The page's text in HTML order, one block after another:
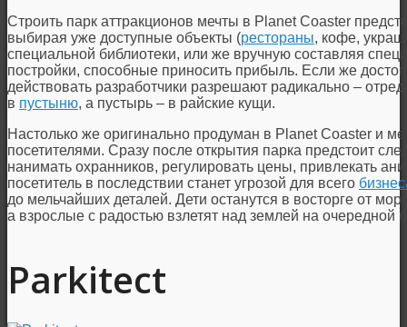
Строить парк аттракционов мечты в Planet Coaster
выбирая уже доступные объекты (рестораны, кофе,
специальной библиотеки, или же вручную составляя
постройки, способные приносить прибыль. Если же
действовать разработчики разрешают радикально –
в пустыню, а пустырь – в райские кущи.
Настолько же оригинально продуман в Planet Coaster и
посетителями. Сразу после открытия парка предстоит
нанимать охранников, регулировать цены, привлекать
посетитель в последствии станет угрозой для всего
до мельчайших деталей. Дети останутся в восторге от
а взрослые с радостью взлетят над землей на очередной
Parkitect